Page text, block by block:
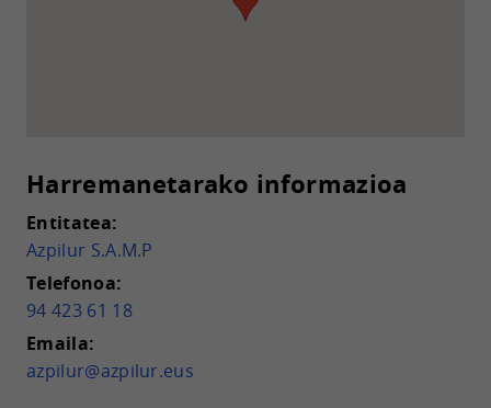
Harremanetarako informazioa
Entitatea:
Azpilur S.A.M.P
Telefonoa:
94 423 61 18
Emaila:
azpilur@azpilur.eus